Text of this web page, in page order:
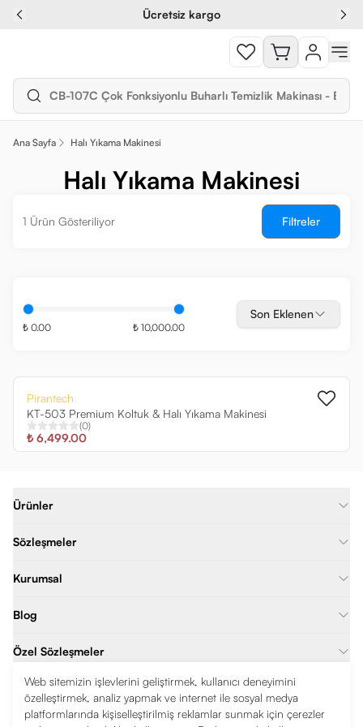
Web sitemizin işlevlerini geliştirmek, kullanıcı deneyimini
özelleştirmek, analiz yapmak ve internet ile sosyal medya
platformlarında kişiselleştirilmiş reklamlar sunmak için çerezler
Ücretsiz kargo
Ana Sayfa Halı Yıkama Makinesi
Halı Yıkama Makinesi
1 Ürün Gösteriliyor Filtreler
₺ 0.00 ₺ 10,000.00
Son Eklenen
Pirantech
KT-503 Premium Koltuk & Halı Yıkama Makinesi
(0)
₺ 6,499.00
Ürünler
Sözleşmeler
Kurumsal
Blog
Özel Sözleşmeler
İletişim
0850 377 8041